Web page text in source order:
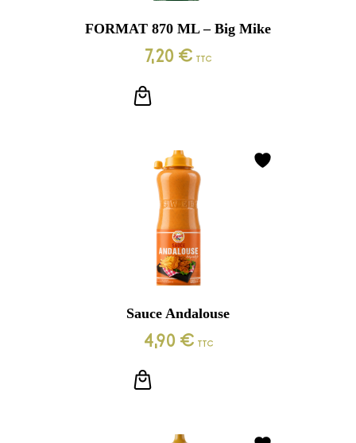
FORMAT 870 ML – Big Mike
7,20 € TTC
Sauce Andalouse
4,90 € TTC